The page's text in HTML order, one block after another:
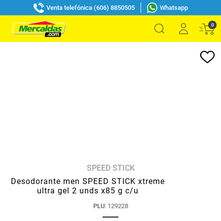
Venta telefónica (606) 8850505 Whatsapp
0
SPEED STICK
Desodorante men SPEED STICK xtreme
ultra gel 2 unds x85 g c/u
PLU: 129228